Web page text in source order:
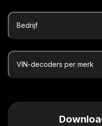
Bedrijf
VIN-decoders per merk